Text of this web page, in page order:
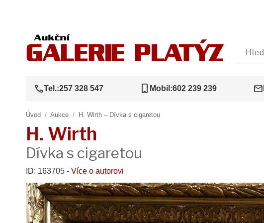
callTel.:257 328 547 phone_iphone Mobil:602 239 239 mail
Úvod / Aukce / H. Wirth – Dívka s cigaretou
H. Wirth
Dívka s cigaretou
ID: 163705 - Více o autorovi